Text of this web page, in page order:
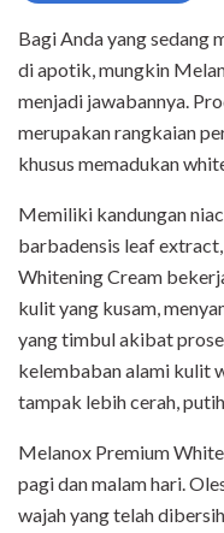
Bagi Anda yang sedang
di apotik, mungkin
menjadi jawabannya.
merupakan rangkaian
khusus memadukan
Memiliki kandungan
barbadensis leaf
Whitening Cream
kulit yang kusam,
yang timbul akibat
kelembaban alami kulit
tampak lebih cerah,
Melanox Premium
pagi dan malam hari.
wajah yang telah